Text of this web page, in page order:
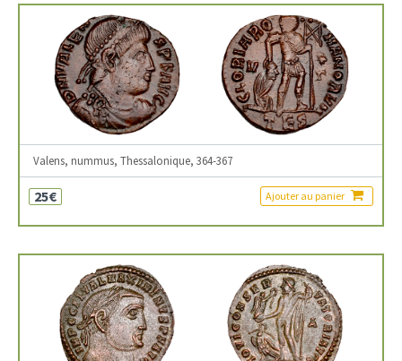
Valens, nummus, Thessalonique, 364-367
25€ Ajouter au panier